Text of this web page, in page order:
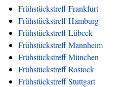
Frühstückstreff Frankfurt
Frühstückstreff Hamburg
Frühstückstreff Lübeck
Frühstückstreff Mannheim
Frühstückstreff München
Frühstückstreff Rostock
Frühstückstreff Stuttgart